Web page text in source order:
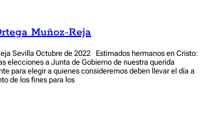
Muñoz-Reja
Sevilla Octubre de 2022 Estimados hermanos en Cristo:
elecciones a Junta de Gobierno de nuestra querida
para elegir a quienes consideremos deben llevar el día a
de los fines para los